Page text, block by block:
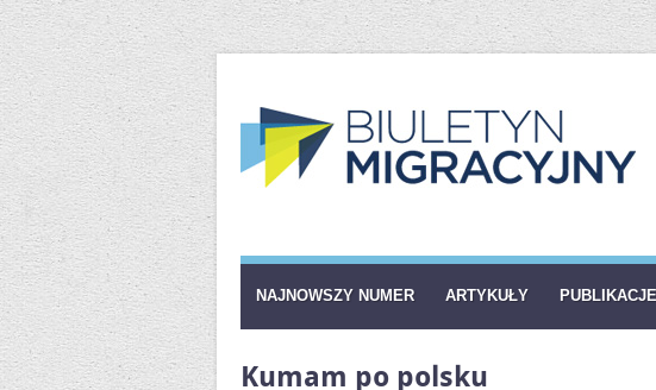
NAJNOWSZY NUMER ARTYKUŁY PUBLIKACJE
Kumam po polsku